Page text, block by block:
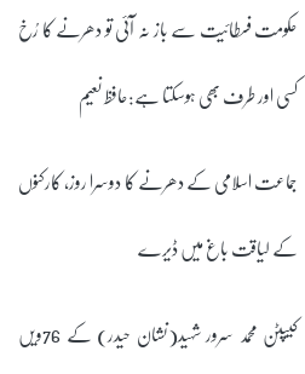
حکومت فسطائیت سے باز نہ آئی تو دھرنے کا رُخ
کسی اور طرف بھی ہوسکتا ہے:حافظ نعیم
جماعت اسلامی کے دھرنے کا دوسرا روز، کارکنوں
کے لیاقت باغ میں ڈیرے
کیپٹن محمد سرور شہید(نشان حیدر) کے 76ویں